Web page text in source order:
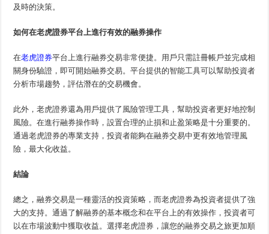
及時的決策。
如何在老虎證券平台上進行有效的融券操作
在老虎證券平台上進行融券交易非常便捷。用戶只需註冊帳戶並完成相
關身份驗證，即可開始融券交易。平台提供的智能工具可以幫助投資者
分析市場趨勢，評估潛在的交易機會。
此外，老虎證券還為用戶提供了風險管理工具，幫助投資者更好地控制
風險。在進行融券操作時，設置合理的止損和止盈策略是十分重要的。
通過老虎證券的專業支持，投資者能夠在融券交易中更有效地管理風
險，最大化收益。
結論
總之，融券交易是一種靈活的投資策略，而老虎證券為投資者提供了強
大的支持。通過了解融券的基本概念和在平台上的有效操作，投資者可
以在市場波動中獲取收益。選擇老虎證券，讓您的融券交易之旅更加順